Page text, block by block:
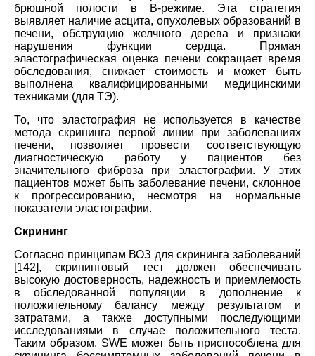
брюшной полости в В-режиме. Эта стратегия
выявляет наличие асцита, опухолевых образований в
печени, обструкцию желчного дерева и признаки
нарушения функции сердца. Прямая
эластографическая оценка печени сокращает время
обследования, снижает стоимость и может быть
выполнена квалифицированными медицинскими
техниками (для TЭ).
То, что эластография не используется в качестве
метода скрининга первой линии при заболеваниях
печени, позволяет провести соответствующую
диагностическую работу у пациентов без
значительного фиброза при эластографии. У этих
пациентов может быть заболевание печени, склонное
к прогрессированию, несмотря на нормальные
показатели эластографии.
Скрининг
Согласно принципам ВОЗ для скрининга заболеваний
[142], скрининговый тест должен обеспечивать
высокую достоверность, надежность и приемлемость
в обследованной популяции в дополнение к
положительному балансу между результатом и
затратами, а также доступными последующими
исследованиями в случае положительного теста.
Таким образом, SWE может быть приспособлена для